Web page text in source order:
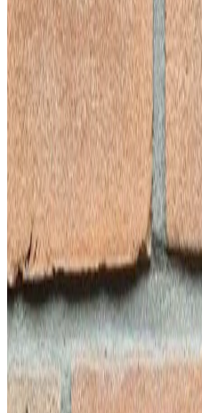
Preventief onderhoud
Reiniging
Reiniging
Specialistische
Meer informatie
Hogedruk reiniging
Grondige verwijdering
Stoomreiniging
Milde en effectieve
Zand & softstralen
Reinigen zonder
Graffiti verwijdering